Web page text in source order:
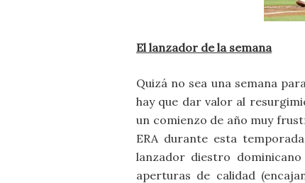
El lanzador de la semana
Quizá no sea una semana
hay que dar valor al
un comienzo de año muy
ERA durante esta
lanzador diestro
aperturas de calidad